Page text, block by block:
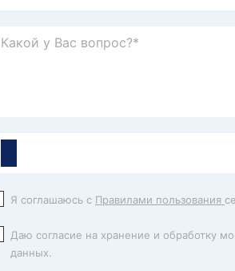
Я соглашаюсь с Правилами пользования
Даю согласие на хранение и обработку
данных.